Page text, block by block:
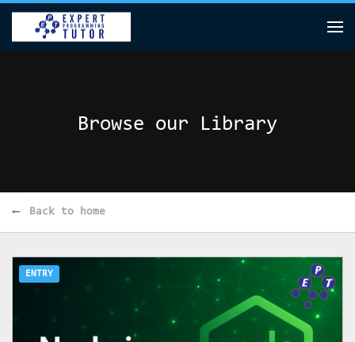
Browse our Library
Back to home
ENTRY